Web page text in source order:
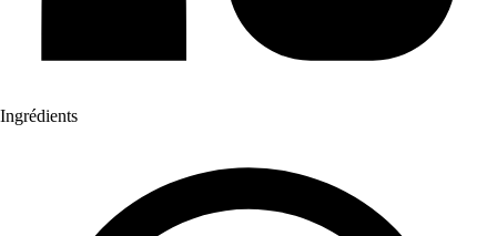
Ingrédients